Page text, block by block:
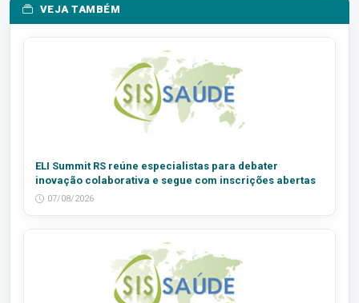
VEJA TAMBÉM
ELI Summit RS reúne especialistas para debater
inovação colaborativa e segue com inscrições abertas
07/08/2026